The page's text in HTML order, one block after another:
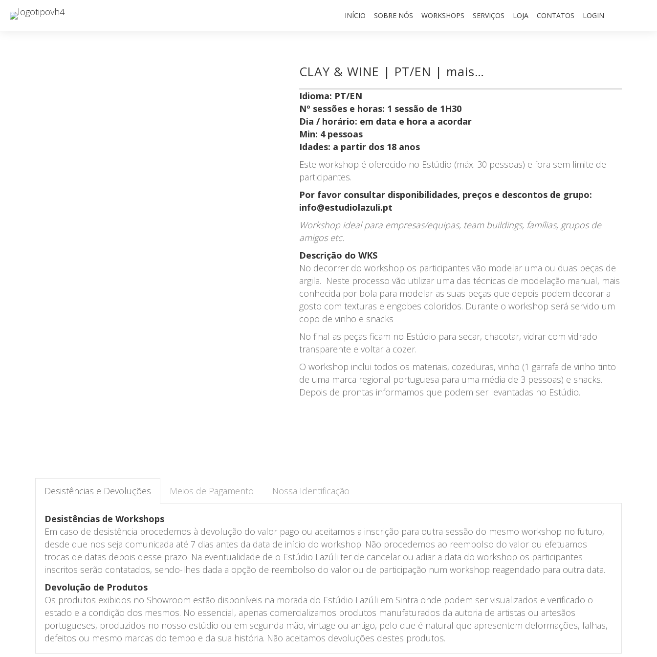
INÍCIO SOBRE NÓS WORKSHOPS SERVIÇOS LOJA CONTATOS LOGIN
CLAY & WINE | PT/EN | mais…
Idioma: PT/EN
Nº sessões e horas: 1 sessão de 1H30
Dia / horário: em data e hora a acordar
Min: 4 pessoas
Idades: a partir dos 18 anos
Este workshop é oferecido no Estúdio (máx. 30 pessoas) e fora sem limite de
participantes.
Por favor consultar disponibilidades, preços e descontos de grupo:
info@estudiolazuli.pt
Workshop ideal para empresas/equipas, team buildings, famílias, grupos de
amigos etc.
Descrição do WKS
No decorrer do workshop os participantes vão modelar uma ou duas peças de
argila. Neste processo vão utilizar uma das técnicas de modelação manual, mais
conhecida por bola para modelar as suas peças que depois podem decorar a
gosto com texturas e engobes coloridos. Durante o workshop será servido um
copo de vinho e snacks
No final as peças ficam no Estúdio para secar, chacotar, vidrar com vidrado
transparente e voltar a cozer.
O workshop inclui todos os materiais, cozeduras, vinho (1 garrafa de vinho tinto
de uma marca regional portuguesa para uma média de 3 pessoas) e snacks.
Depois de prontas informamos que podem ser levantadas no Estúdio.
Desistências e Devoluções Meios de Pagamento Nossa Identificação
Desistências de Workshops
Em caso de desistência procedemos à devolução do valor pago ou aceitamos a inscrição para outra sessão do mesmo workshop no futuro,
desde que nos seja comunicada até 7 dias antes da data de início do workshop. Não procedemos ao reembolso do valor ou efetuamos
trocas de datas depois desse prazo. Na eventualidade de o Estúdio Lazúli ter de cancelar ou adiar a data do workshop os participantes
inscritos serão contatados, sendo-lhes dada a opção de reembolso do valor ou de participação num workshop reagendado para outra data.
Devolução de Produtos
Os produtos exibidos no Showroom estão disponíveis na morada do Estúdio Lazúli em Sintra onde podem ser visualizados e verificado o
estado e a condição dos mesmos. No essencial, apenas comercializamos produtos manufaturados da autoria de artistas ou artesãos
portugueses, produzidos no nosso estúdio ou em segunda mão, vintage ou antigo, pelo que é natural que apresentem deformações, falhas,
defeitos ou mesmo marcas do tempo e da sua história. Não aceitamos devoluções destes produtos.